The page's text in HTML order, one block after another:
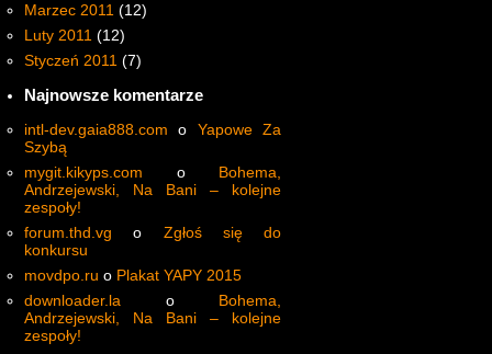
Marzec 2011 (12)
Luty 2011 (12)
Styczeń 2011 (7)
Najnowsze komentarze
intl-dev.gaia888.com o Yapowe Za
Szybą
mygit.kikyps.com o Bohema,
Andrzejewski, Na Bani – kolejne
zespoły!
forum.thd.vg o Zgłoś się do
konkursu
movdpo.ru o Plakat YAPY 2015
downloader.la o Bohema,
Andrzejewski, Na Bani – kolejne
zespoły!